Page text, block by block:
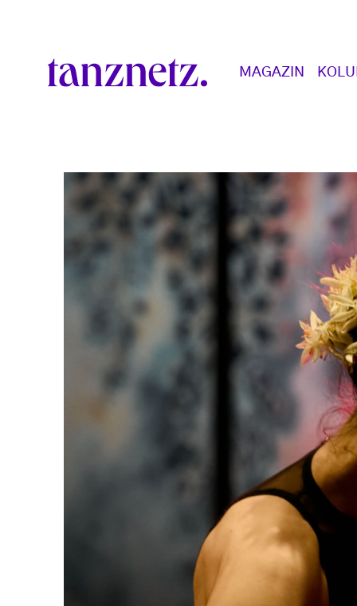
Main navigation
MAGAZIN